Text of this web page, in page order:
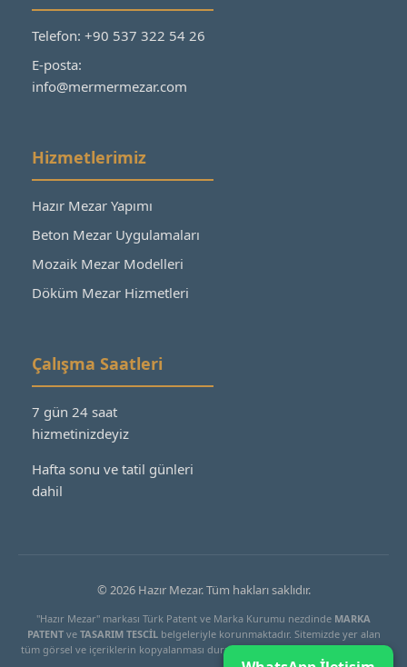
Telefon: +90 537 322 54 26
E-posta:
info@mermermezar.com
Hizmetlerimiz
Hazır Mezar Yapımı
Beton Mezar Uygulamaları
Mozaik Mezar Modelleri
Döküm Mezar Hizmetleri
Çalışma Saatleri
7 gün 24 saat
hizmetinizdeyiz
Hafta sonu ve tatil günleri
dahil
© 2026 Hazır Mezar. Tüm hakları saklıdır.
"Hazır Mezar" markası Türk Patent ve Marka Kurumu nezdinde MARKA
PATENTve TASARIM TESCİLbelgeleriyle korunmaktadır. Sitemizde yer alan
tüm görsel ve içeriklerin kopyalanması durumunda yasal işlem başlatılacaktır.